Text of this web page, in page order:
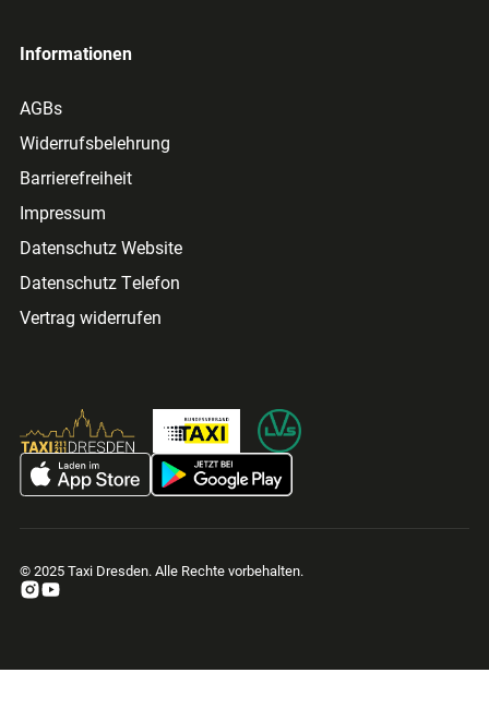
Informationen
AGBs
Widerrufsbelehrung
Barrierefreiheit
Impressum
Datenschutz Website
Datenschutz Telefon
Vertrag widerrufen
© 2025 Taxi Dresden. Alle Rechte vorbehalten.